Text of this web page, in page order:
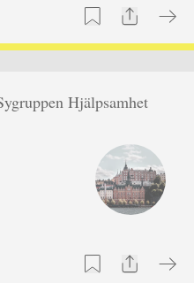
BookmarkShare
Hjälpsamhet
BookmarkShare